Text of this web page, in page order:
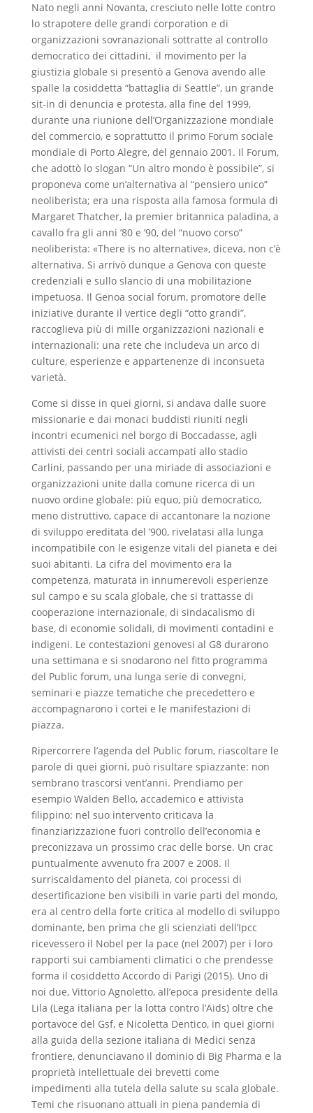
Nato negli anni Novanta, cresciuto nelle lotte contro
lo strapotere delle grandi corporation e di
organizzazioni sovranazionali sottratte al controllo
democratico dei cittadini, il movimento per la
giustizia globale si presentò a Genova avendo alle
spalle la cosiddetta “battaglia di Seattle”, un grande
sit-in di denuncia e protesta, alla fine del 1999,
durante una riunione dell’Organizzazione mondiale
del commercio, e soprattutto il primo Forum sociale
mondiale di Porto Alegre, del gennaio 2001. Il Forum,
che adottò lo slogan “Un altro mondo è possibile”, si
proponeva come un’alternativa al “pensiero unico”
neoliberista; era una risposta alla famosa formula di
Margaret Thatcher, la premier britannica paladina, a
cavallo fra gli anni ’80 e ’90, del “nuovo corso”
neoliberista: «There is no alternative», diceva, non c’è
alternativa. Si arrivò dunque a Genova con queste
credenziali e sullo slancio di una mobilitazione
impetuosa. Il Genoa social forum, promotore delle
iniziative durante il vertice degli “otto grandi”,
raccoglieva più di mille organizzazioni nazionali e
internazionali: una rete che includeva un arco di
culture, esperienze e appartenenze di inconsueta
varietà.
Come si disse in quei giorni, si andava dalle suore
missionarie e dai monaci buddisti riuniti negli
incontri ecumenici nel borgo di Boccadasse, agli
attivisti dei centri sociali accampati allo stadio
Carlini, passando per una miriade di associazioni e
organizzazioni unite dalla comune ricerca di un
nuovo ordine globale: più equo, più democratico,
meno distruttivo, capace di accantonare la nozione
di sviluppo ereditata del ’900, rivelatasi alla lunga
incompatibile con le esigenze vitali del pianeta e dei
suoi abitanti. La cifra del movimento era la
competenza, maturata in innumerevoli esperienze
sul campo e su scala globale, che si trattasse di
cooperazione internazionale, di sindacalismo di
base, di economie solidali, di movimenti contadini e
indigeni. Le contestazioni genovesi al G8 durarono
una settimana e si snodarono nel fitto programma
del Public forum, una lunga serie di convegni,
seminari e piazze tematiche che precedettero e
accompagnarono i cortei e le manifestazioni di
piazza.
Ripercorrere l’agenda del Public forum, riascoltare le
parole di quei giorni, può risultare spiazzante: non
sembrano trascorsi vent’anni. Prendiamo per
esempio Walden Bello, accademico e attivista
filippino: nel suo intervento criticava la
finanziarizzazione fuori controllo dell’economia e
preconizzava un prossimo crac delle borse. Un crac
puntualmente avvenuto fra 2007 e 2008. Il
surriscaldamento del pianeta, coi processi di
desertificazione ben visibili in varie parti del mondo,
era al centro della forte critica al modello di sviluppo
dominante, ben prima che gli scienziati dell’Ipcc
ricevessero il Nobel per la pace (nel 2007) per i loro
rapporti sui cambiamenti climatici o che prendesse
forma il cosiddetto Accordo di Parigi (2015). Uno di
noi due, Vittorio Agnoletto, all’epoca presidente della
Lila (Lega italiana per la lotta contro l’Aids) oltre che
portavoce del Gsf, e Nicoletta Dentico, in quei giorni
alla guida della sezione italiana di Medici senza
frontiere, denunciavano il dominio di Big Pharma e la
proprietà intellettuale dei brevetti come
impedimenti alla tutela della salute su scala globale.
Temi che risuonano attuali in piena pandemia di